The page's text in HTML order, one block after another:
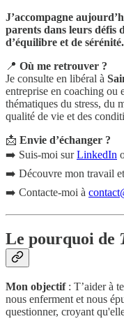
J’accompagne
parents dans leurs
d’équilibre et de sérénité.
📍 Où me retrouver ?
Je consulte en libéral à
entreprise en coaching ou
thématiques du stress, du
qualité de vie et des
📩 Envie d’échanger ?
➡️ Suis-moi surLinkedIn
➡️ Découvre mon travail
➡️ Contacte-moi à
Le pourquoi de
Mon objectif: T’aider à
nous enferment et nous
questionner, croyant